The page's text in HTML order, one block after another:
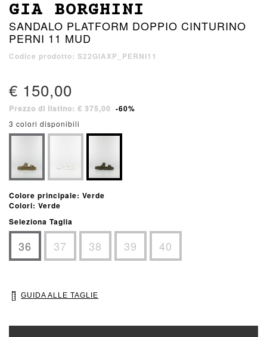
GIA BORGHINI
SANDALO PLATFORM DOPPIO CINTURINO
PERNI 11 MUD
Codice prodotto: S22GIAXP_PERNI11
€ 150,00
Prezzo di listino: € 375,00 -60%
3 colori disponibili
Colore principale: Verde
Colori: Verde
Seleziona Taglia
36 37 38 39 40
GUIDA ALLE TAGLIE